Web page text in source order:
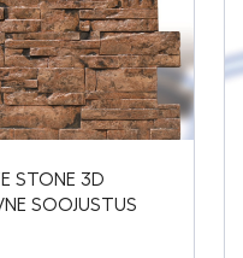
STONE 3D
SOOJUSTUS